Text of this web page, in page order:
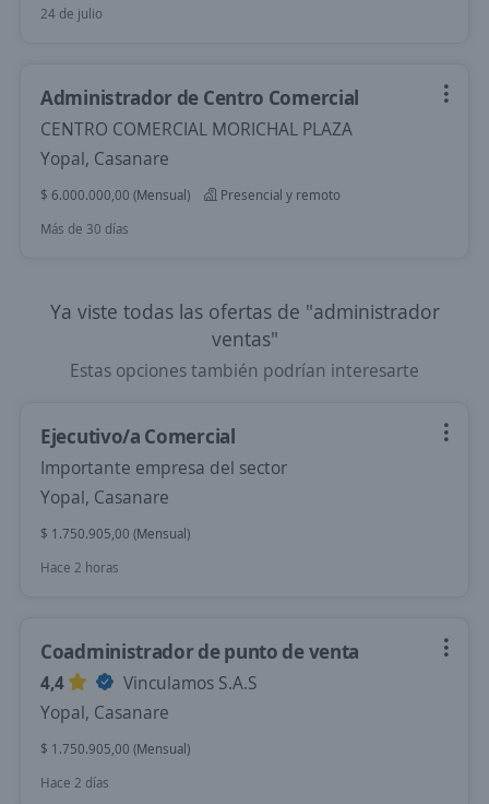
24 de julio
Administrador de Centro Comercial
CENTRO COMERCIAL MORICHAL PLAZA
Yopal, Casanare
$ 6.000.000,00 (Mensual)
Presencial y remoto
Más de 30 días
Ya viste todas las ofertas de "administrador
ventas"
Estas opciones también podrían interesarte
Ejecutivo/a Comercial
Importante empresa del sector
Yopal, Casanare
$ 1.750.905,00 (Mensual)
Hace 2 horas
Coadministrador de punto de venta
4,4
Vinculamos S.A.S
Yopal, Casanare
$ 1.750.905,00 (Mensual)
Hace 2 días